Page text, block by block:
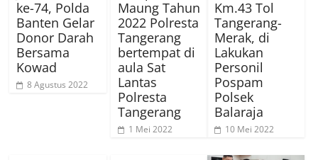
ke-74, Polda
Banten Gelar
Donor Darah
Bersama
Kowad
8 Agustus 2022
Maung Tahun
2022 Polresta
Tangerang
bertempat di
aula Sat
Lantas
Polresta
Tangerang
1 Mei 2022
Km.43 Tol
Tangerang-
Merak, di
Lakukan
Personil
Pospam
Polsek
Balaraja
10 Mei 2022